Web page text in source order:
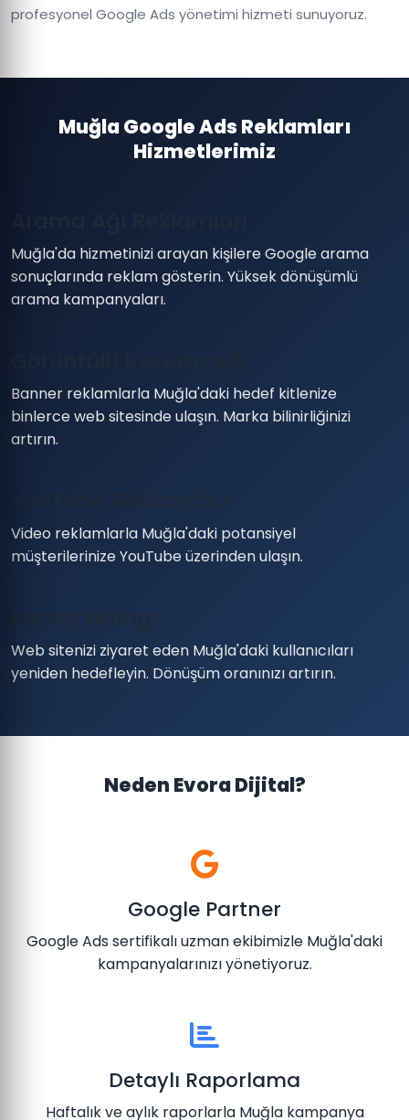
profesyonel Google Ads yönetimi hizmeti sunuyoruz.
Muğla Google Ads Reklamları
Hizmetlerimiz
Muğla'da hizmetinizi arayan kişilere Google arama
sonuçlarında reklam gösterin. Yüksek dönüşümlü
arama kampanyaları.
Banner reklamlarla Muğla'daki hedef kitlenize
binlerce web sitesinde ulaşın. Marka bilinirliğinizi
artırın.
Video reklamlarla Muğla'daki potansiyel
müşterilerinize YouTube üzerinden ulaşın.
Web sitenizi ziyaret eden Muğla'daki kullanıcıları
yeniden hedefleyin. Dönüşüm oranınızı artırın.
Neden Evora Dijital?
Google Partner
Google Ads sertifikalı uzman ekibimizle Muğla'daki
kampanyalarınızı yönetiyoruz.
Detaylı Raporlama
Haftalık ve aylık raporlarla Muğla kampanya